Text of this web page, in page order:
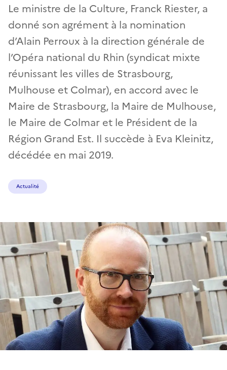
Le ministre de la Culture, Franck Riester, a
donné son agrément à la nomination
d’Alain Perroux à la direction générale de
l’Opéra national du Rhin (syndicat mixte
réunissant les villes de Strasbourg,
Mulhouse et Colmar), en accord avec le
Maire de Strasbourg, la Maire de Mulhouse,
le Maire de Colmar et le Président de la
Région Grand Est. Il succède à Eva Kleinitz,
décédée en mai 2019.
Actualité